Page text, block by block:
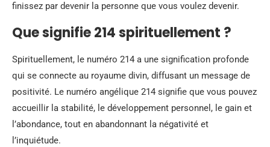
finissez par devenir la personne que vous voulez devenir.
Que signifie 214 spirituellement ?
Spirituellement, le numéro 214 a une signification profonde
qui se connecte au royaume divin, diffusant un message de
positivité. Le numéro angélique 214 signifie que vous pouvez
accueillir la stabilité, le développement personnel, le gain et
l’abondance, tout en abandonnant la négativité et
l’inquiétude.